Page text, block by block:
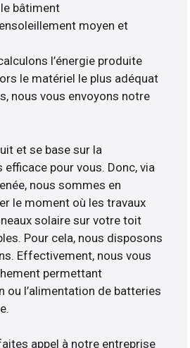
bâtiment
moyen et
l’énergie produite
le matériel le plus adéquat
nous vous envoyons notre
et se base sur la
pour vous. Donc, via
nous sommes en
le moment où les travaux
solaire sur votre toit
Pour cela, nous disposons
Effectivement, nous vous
permettant
ou l’alimentation de batteries
appel à notre entreprise